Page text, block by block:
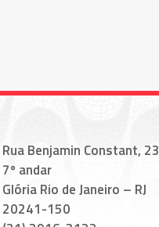
Rua Benjamin Constant, 23
7º andar
Glória Rio de Janeiro – RJ
20241-150